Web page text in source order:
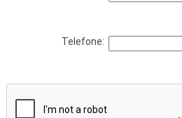
Telefone: